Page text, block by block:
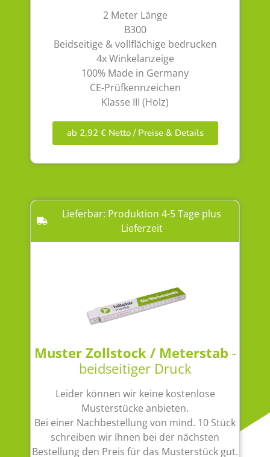
2 Meter Länge
B300
Beidseitige & vollflächige bedrucken
4x Winkelanzeige
100% Made in Germany
CE-Prüfkennzeichen
Klasse III (Holz)
ab 2,92 € Netto / Preise & Details
Lieferbar: Produktion 4-5 Tage plus
Lieferzeit
Muster Zollstock / Meterstab -
beidseitiger Druck
Leider können wir keine kostenlose
Musterstücke anbieten.
Bei einer Nachbestellung von mind. 10 Stück
schreiben wir Ihnen bei der nächsten
Bestellung den Preis für das Musterstück gut.